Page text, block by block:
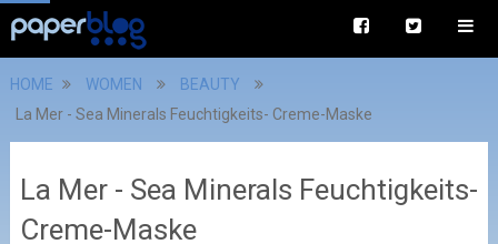
HOME WOMEN
BEAUTY
La Mer - Sea Minerals Feuchtigkeits- Creme-Maske
La Mer - Sea Minerals Feuchtigkeits-
Creme-Maske